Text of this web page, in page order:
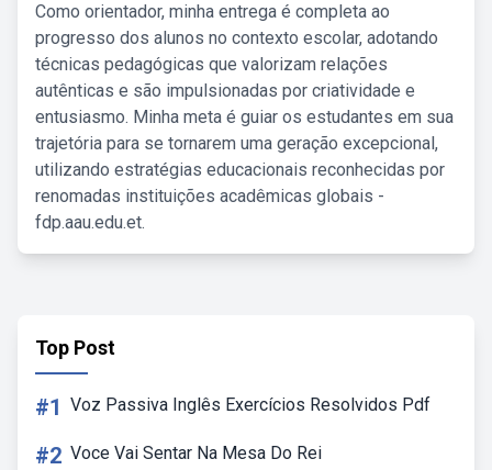
Como orientador, minha entrega é completa ao
progresso dos alunos no contexto escolar, adotando
técnicas pedagógicas que valorizam relações
autênticas e são impulsionadas por criatividade e
entusiasmo. Minha meta é guiar os estudantes em sua
trajetória para se tornarem uma geração excepcional,
utilizando estratégias educacionais reconhecidas por
renomadas instituições acadêmicas globais -
fdp.aau.edu.et.
Top Post
#1 Voz Passiva Inglês Exercícios Resolvidos Pdf
#2 Voce Vai Sentar Na Mesa Do Rei